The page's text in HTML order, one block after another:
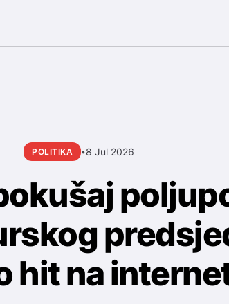
POLITIKA •8 Jul 2026
hit na